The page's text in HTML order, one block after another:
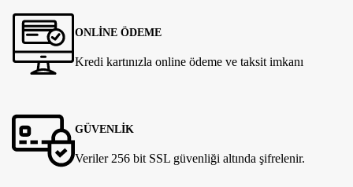
ONLİNE ÖDEME
Kredi kartınızla online ödeme ve taksit imkanı
GÜVENLİK
Veriler 256 bit SSL güvenliği altında şifrelenir.